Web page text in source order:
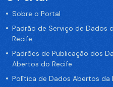
Sobre o Portal
Padrão de Serviço de Dados
Recife
Padrões de Publicação dos
Abertos do Recife
Política de Dados Abertos da